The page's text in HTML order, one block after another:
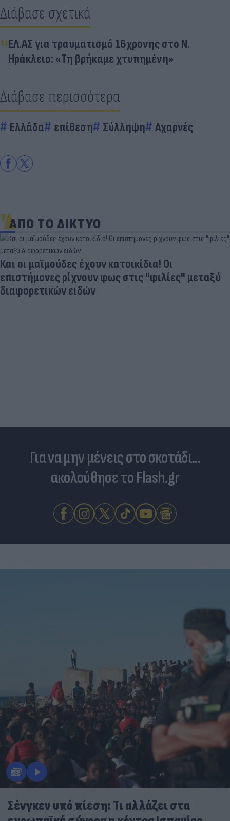
Διάβασε σχετικά
ΕΛ.ΑΣ για τραυματισμό 16χρονης στο Ν.
Ηράκλειο: «Τη βρήκαμε χτυπημένη»
Διάβασε περισσότερα
Ελλάδα επίθεση Σύλληψη Αχαρνές
ΑΠΟ ΤΟ ΔΙΚΤΥΟ
Ηλεκτρικά πατίνια: 3,5 φορές μεγαλύτερος ο
κίνδυνος σοβαρής εγκεφαλικής κάκωσης
Για να μην μένεις στο σκοτάδι...
ακολούθησε το Flash.gr
Σένγκεν υπό πίεση: Τι αλλάζει στα